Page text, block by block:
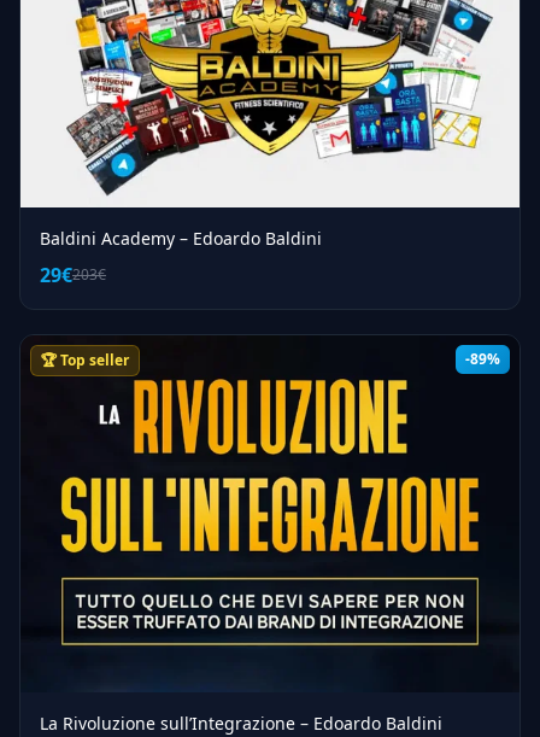
Baldini Academy – Edoardo Baldini
29€203€
-89%
🏆 Top seller
La Rivoluzione sull’Integrazione – Edoardo Baldini